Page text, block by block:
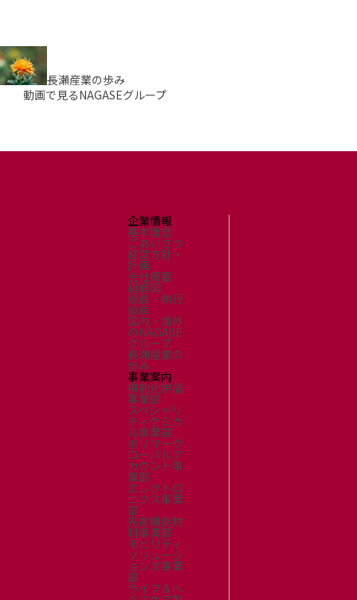
長瀬産業の歩み
動画で見るNAGASEグループ
企業情報
基本理念
ごあいさつ
経営方針・
計画
会社概要
組織図
役員・執行
役員
国内・海外
のNAGASE
グループ
長瀬産業の
歩み
事業案内
機能化学品
事業部
スペシャリ
ティケミカ
ル事業部
ポリマーグ
ローバルア
カウント事
業部
エレクトロ
ニクス事業
部
先進機能材
料事業部
モビリティ
ソリューシ
ョンズ事業
部
ライフ＆ヘ